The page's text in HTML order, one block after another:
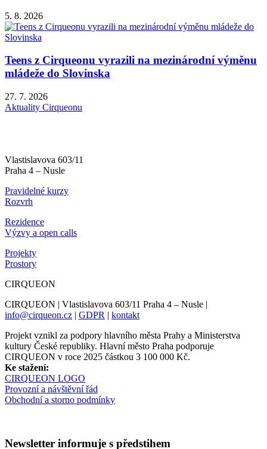
5. 8. 2026
Teens z Cirqueonu vyrazili na mezinárodní výměnu
mládeže do Slovinska
27. 7. 2026
Aktuality Cirqueonu
Vlastislavova 603/11
Praha 4 – Nusle
Pravidelné kurzy
Rozvrh
Rezidence
Výzvy a open calls
Projekty
Prostory
CIRQUEON
CIRQUEON | Vlastislavova 603/11 Praha 4 – Nusle |
info@cirqueon.cz | GDPR | kontakt
Projekt vznikl za podpory hlavního města Prahy a Ministerstva
kultury České republiky. Hlavní město Praha podporuje
CIRQUEON v roce 2025 částkou 3 100 000 Kč.
Ke stažení:
CIRQUEON LOGO
Provozní a návštěvní řád
Obchodní a storno podmínky
Newsletter informuje s předstihem